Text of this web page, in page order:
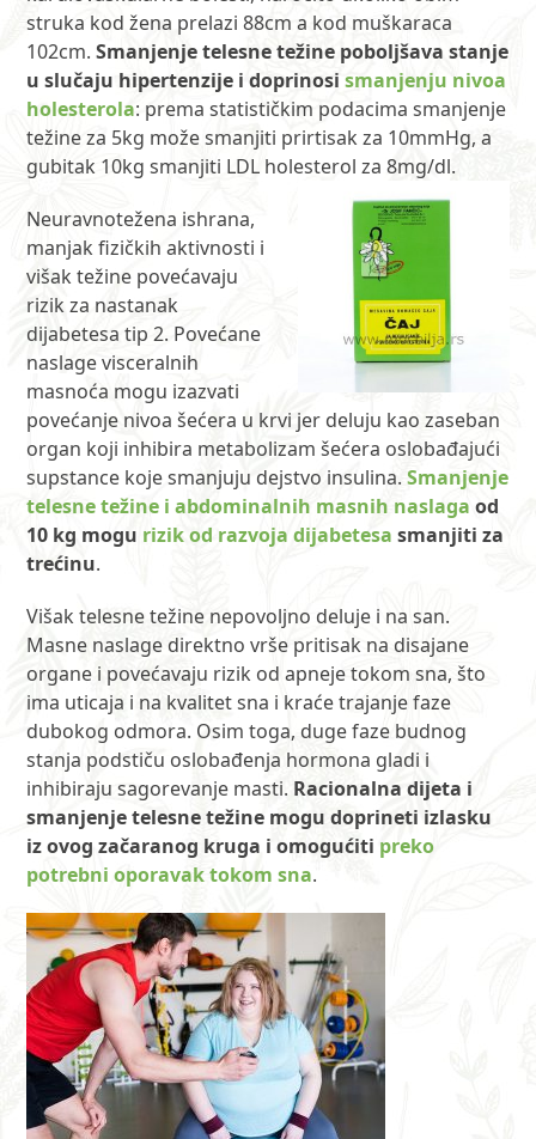
struka kod žena prelazi 88cm a kod muškaraca
102cm.Smanjenje telesne težine poboljšava stanje
u slučaju hipertenzije i doprinosismanjenju nivoa
holesterola: prema statističkim podacima smanjenje
težine za 5kg može smanjiti prirtisak za 10mmHg, a
gubitak 10kg smanjiti LDL holesterol za 8mg/dl.
Neuravnotežena ishrana,
manjak fizičkih aktivnosti i
višak težine povećavaju
rizik za nastanak
dijabetesa tip 2. Povećane
naslage visceralnih
masnoća mogu izazvati
povećanje nivoa šećera u krvi jer deluju kao zaseban
organ koji inhibira metabolizam šećera oslobađajući
supstance koje smanjuju dejstvo insulina.Smanjenje
telesne težine i abdominalnih masnih naslaga od
10 kg mogu rizik od razvoja dijabetesa smanjiti za
trećinu.
Višak telesne težine nepovoljno deluje i na san.
Masne naslage direktno vrše pritisak na disajane
organe i povećavaju rizik od apneje tokom sna, što
ima uticaja i na kvalitet sna i kraće trajanje faze
dubokog odmora. Osim toga, duge faze budnog
stanja podstiču oslobađenja hormona gladi i
inhibiraju sagorevanje masti. Racionalna dijeta i
smanjenje telesne težine mogu doprineti izlasku
iz ovog začaranog kruga i omogućiti preko
potrebni oporavak tokom sna.